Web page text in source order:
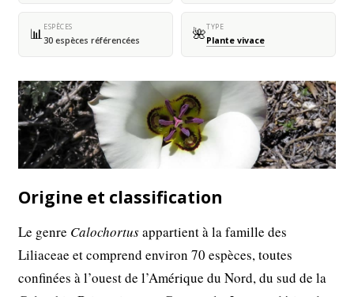
📊ESPÈCES
30 espèces référencées 🌺TYPE
Plante vivace
Origine et classification
Le genre Calochortusappartient à la famille des
Liliaceae et comprend environ 70 espèces, toutes
confinées à l’ouest de l’Amérique du Nord, du sud de la